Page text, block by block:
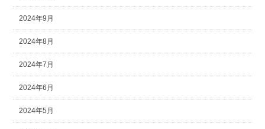
2024年9月
2024年8月
2024年7月
2024年6月
2024年5月